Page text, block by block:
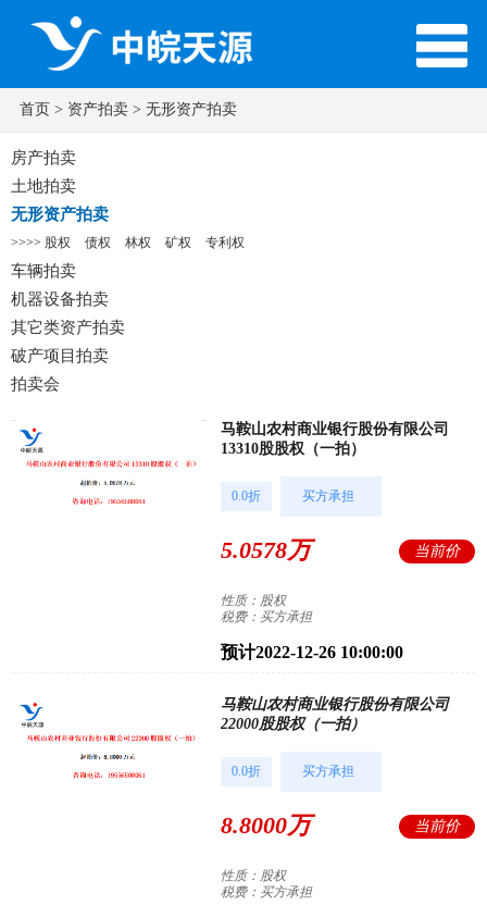
首页 > 资产拍卖 > 无形资产拍卖
房产拍卖
土地拍卖
无形资产拍卖
>>>> 股权 债权 林权 矿权 专利权
车辆拍卖
机器设备拍卖
其它类资产拍卖
破产项目拍卖
拍卖会
马鞍山农村商业银行股份有限公司
13310股股权（一拍）
0.0折 买方承担
5.0578万 当前价
性质：股权
税费：买方承担
预计2022-12-26 10:00:00
马鞍山农村商业银行股份有限公司
22000股股权（一拍）
0.0折 买方承担
8.8000万 当前价
性质：股权
税费：买方承担